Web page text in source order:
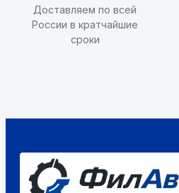
Доставляем по всей
России в кратчайшие
сроки